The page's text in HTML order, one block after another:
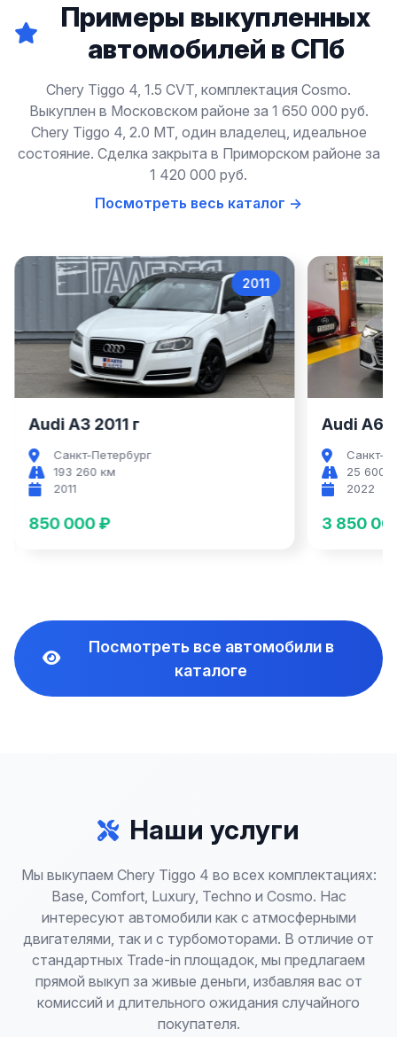
Примеры выкупленных
автомобилей в СПб
Chery Tiggo 4, 1.5 CVT, комплектация Cosmo.
Выкуплен в Московском районе за 1 650 000 руб.
Chery Tiggo 4, 2.0 МТ, один владелец, идеальное
состояние. Сделка закрыта в Приморском районе за
1 420 000 руб.
Посмотреть весь каталог →
Audi A3
2011
Audi A3 2011 г
Санкт-Петербург
193 260 км
2011
850 000 ₽
Audi A6
Санкт-
25 600
2022
3 850
Посмотреть все автомобили в
каталоге
Наши услуги
Мы выкупаем Chery Tiggo 4 во всех комплектациях:
Base, Comfort, Luxury, Techno и Cosmo. Нас
интересуют автомобили как с атмосферными
двигателями, так и с турбомоторами. В отличие от
стандартных Trade-in площадок, мы предлагаем
прямой выкуп за живые деньги, избавляя вас от
комиссий и длительного ожидания случайного
покупателя.